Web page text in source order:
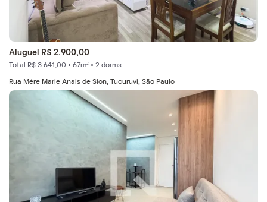
Aluguel R$ 2.900,00
Total R$ 3.641,00 • 67m² • 2 dorms
Rua Mére Marie Anais de Sion, Tucuruvi, São Paulo